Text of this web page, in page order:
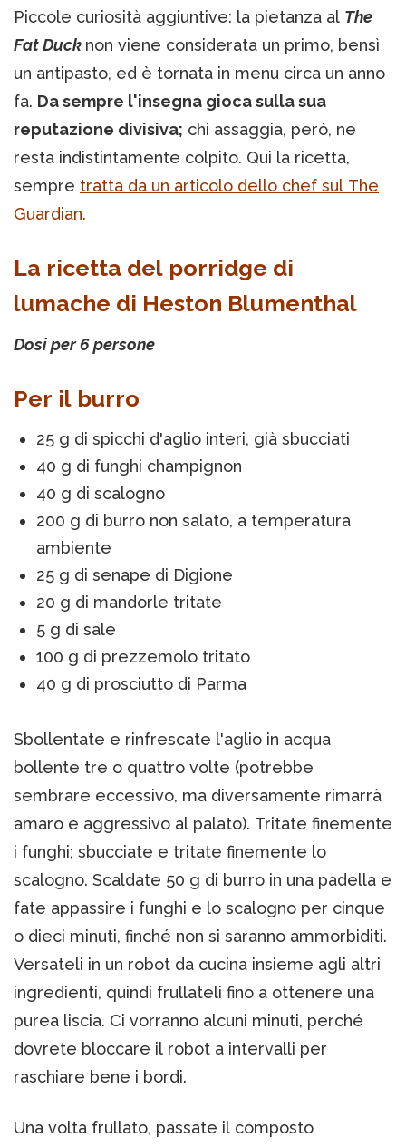
Piccole curiosità aggiuntive: la pietanza al The
Fat Duck non viene considerata un primo, bensì
un antipasto, ed è tornata in menu circa un anno
fa. Da sempre l'insegna gioca sulla sua
reputazione divisiva; chi assaggia, però, ne
resta indistintamente colpito. Qui la ricetta,
sempre tratta da un articolo dello chef sul The
Guardian.
La ricetta del porridge di
lumache di Heston Blumenthal
Dosi per 6 persone
Per il burro
25 g di spicchi d'aglio interi, già sbucciati
40 g di funghi champignon
40 g di scalogno
200 g di burro non salato, a temperatura
ambiente
25 g di senape di Digione
20 g di mandorle tritate
5 g di sale
100 g di prezzemolo tritato
40 g di prosciutto di Parma
Sbollentate e rinfrescate l'aglio in acqua
bollente tre o quattro volte (potrebbe
sembrare eccessivo, ma diversamente rimarrà
amaro e aggressivo al palato). Tritate finemente
i funghi; sbucciate e tritate finemente lo
scalogno. Scaldate 50 g di burro in una padella e
fate appassire i funghi e lo scalogno per cinque
o dieci minuti, finché non si saranno ammorbiditi.
Versateli in un robot da cucina insieme agli altri
ingredienti, quindi frullateli fino a ottenere una
purea liscia. Ci vorranno alcuni minuti, perché
dovrete bloccare il robot a intervalli per
raschiare bene i bordi.
Una volta frullato, passate il composto